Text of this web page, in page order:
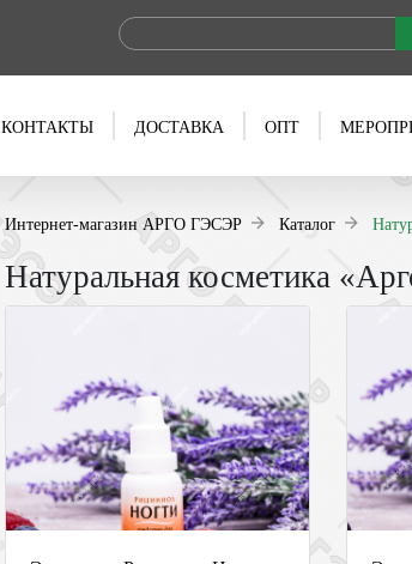
КОНТАКТЫ ДОСТАВКА ОПТ
Интернет-магазин АРГО ГЭСЭР Каталог
Натуральная косметика